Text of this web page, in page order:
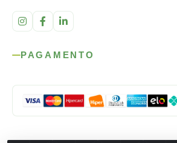
PAGAMENTO